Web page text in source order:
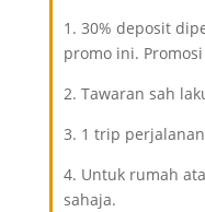
1. 30% deposit
promo ini.
2. Tawaran sah
3. 1 trip
4. Untuk rumah
sahaja.